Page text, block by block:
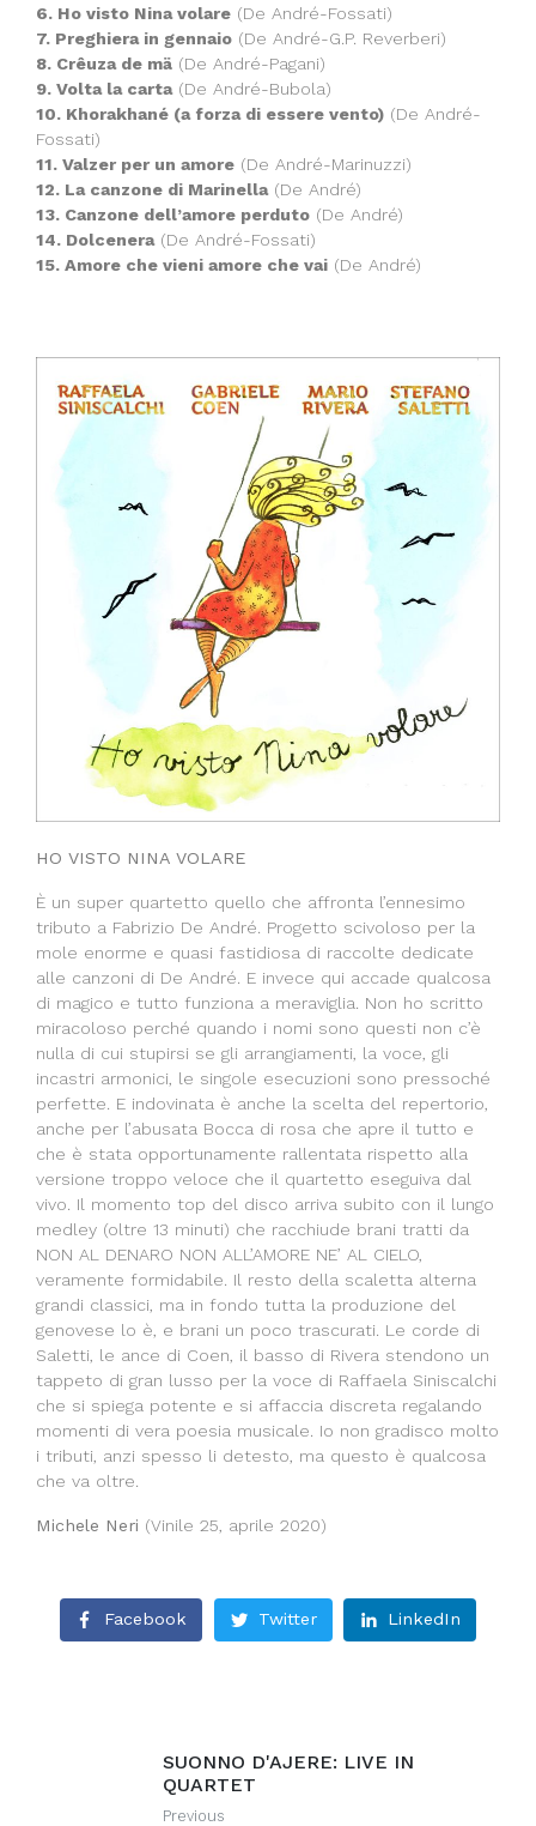
6. Ho visto Nina volare (De André-Fossati)
7. Preghiera in gennaio (De André-G.P. Reverberi)
8. Crêuza de mä (De André-Pagani)
9. Volta la carta (De André-Bubola)
10. Khorakhané (a forza di essere vento) (De André-
Fossati)
11. Valzer per un amore (De André-Marinuzzi)
12. La canzone di Marinella (De André)
13. Canzone dell’amore perduto (De André)
14. Dolcenera (De André-Fossati)
15. Amore che vieni amore che vai (De André)
HO VISTO NINA VOLARE
È un super quartetto quello che affronta l’ennesimo
tributo a Fabrizio De André. Progetto scivoloso per la
mole enorme e quasi fastidiosa di raccolte dedicate
alle canzoni di De André. E invece qui accade qualcosa
di magico e tutto funziona a meraviglia. Non ho scritto
miracoloso perché quando i nomi sono questi non c’è
nulla di cui stupirsi se gli arrangiamenti, la voce, gli
incastri armonici, le singole esecuzioni sono pressoché
perfette. E indovinata è anche la scelta del repertorio,
anche per l’abusata Bocca di rosa che apre il tutto e
che è stata opportunamente rallentata rispetto alla
versione troppo veloce che il quartetto eseguiva dal
vivo. Il momento top del disco arriva subito con il lungo
medley (oltre 13 minuti) che racchiude brani tratti da
NON AL DENARO NON ALL’AMORE NE’ AL CIELO,
veramente formidabile. Il resto della scaletta alterna
grandi classici, ma in fondo tutta la produzione del
genovese lo è, e brani un poco trascurati. Le corde di
Saletti, le ance di Coen, il basso di Rivera stendono un
tappeto di gran lusso per la voce di Raffaela Siniscalchi
che si spiega potente e si affaccia discreta regalando
momenti di vera poesia musicale. Io non gradisco molto
i tributi, anzi spesso li detesto, ma questo è qualcosa
che va oltre.
Michele Neri (Vinile 25, aprile 2020)
Facebook Twitter LinkedIn
SUONNO D'AJERE: LIVE IN
QUARTET
Previous